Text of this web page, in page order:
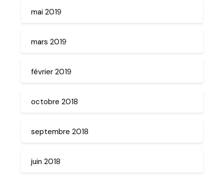
mai 2019
mars 2019
février 2019
octobre 2018
septembre 2018
juin 2018